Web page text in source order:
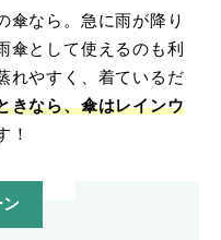
傘なら。急に雨が降り
傘として使えるのも利
れやすく、着ているだ
きなら、傘はレインウ
！